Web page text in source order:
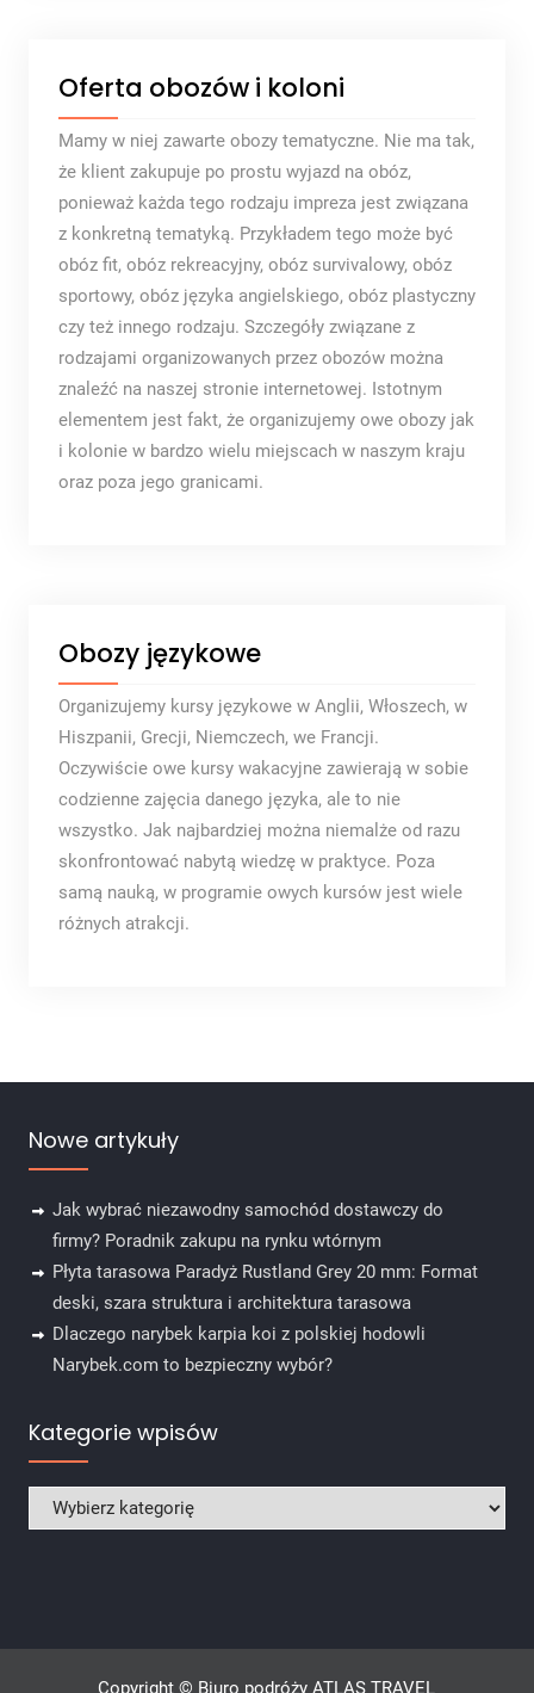
Oferta obozów i koloni
Mamy w niej zawarte obozy tematyczne. Nie ma tak,
że klient zakupuje po prostu wyjazd na obóz,
ponieważ każda tego rodzaju impreza jest związana
z konkretną tematyką. Przykładem tego może być
obóz fit, obóz rekreacyjny, obóz survivalowy, obóz
sportowy, obóz języka angielskiego, obóz plastyczny
czy też innego rodzaju. Szczegóły związane z
rodzajami organizowanych przez obozów można
znaleźć na naszej stronie internetowej. Istotnym
elementem jest fakt, że organizujemy owe obozy jak
i kolonie w bardzo wielu miejscach w naszym kraju
oraz poza jego granicami.
Obozy językowe
Organizujemy kursy językowe w Anglii, Włoszech, w
Hiszpanii, Grecji, Niemczech, we Francji.
Oczywiście owe kursy wakacyjne zawierają w sobie
codzienne zajęcia danego języka, ale to nie
wszystko. Jak najbardziej można niemalże od razu
skonfrontować nabytą wiedzę w praktyce. Poza
samą nauką, w programie owych kursów jest wiele
różnych atrakcji.
Nowe artykuły
Jak wybrać niezawodny samochód dostawczy do
firmy? Poradnik zakupu na rynku wtórnym
Płyta tarasowa Paradyż Rustland Grey 20 mm: Format
deski, szara struktura i architektura tarasowa
Dlaczego narybek karpia koi z polskiej hodowli
Narybek.com to bezpieczny wybór?
Kategorie wpisów
Kategorie wpisów
Copyright © Biuro podróży ATLAS TRAVEL